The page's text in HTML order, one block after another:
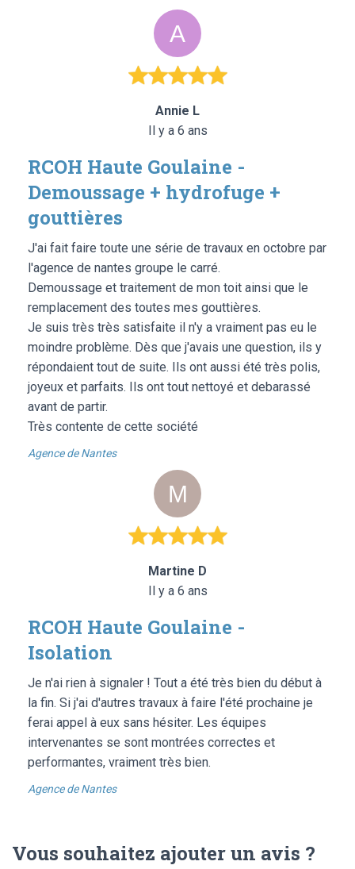
Annie L
Il y a 6 ans
RCOH Haute Goulaine -
Demoussage + hydrofuge +
gouttières
J'ai fait faire toute une série de travaux en octobre par
l'agence de nantes groupe le carré.
Demoussage et traitement de mon toit ainsi que le
remplacement des toutes mes gouttières.
Je suis très très satisfaite il n'y a vraiment pas eu le
moindre problème. Dès que j'avais une question, ils y
répondaient tout de suite. Ils ont aussi été très polis,
joyeux et parfaits. Ils ont tout nettoyé et debarassé
avant de partir.
Très contente de cette société
Agence de Nantes
Martine D
Il y a 6 ans
RCOH Haute Goulaine -
Isolation
Je n'ai rien à signaler ! Tout a été très bien du début à
la fin. Si j'ai d'autres travaux à faire l'été prochaine je
ferai appel à eux sans hésiter. Les équipes
intervenantes se sont montrées correctes et
performantes, vraiment très bien.
Agence de Nantes
Vous souhaitez ajouter un avis ?